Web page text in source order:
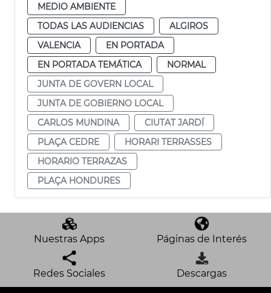
MEDIO AMBIENTE
TODAS LAS AUDIENCIAS
ALGIROS
VALENCIA
EN PORTADA
EN PORTADA TEMÁTICA
NORMAL
JUNTA DE GOVERN LOCAL
JUNTA DE GOBIERNO LOCAL
CARLOS MUNDINA
CIUTAT JARDÍ
PLAÇA CEDRE
HORARI TERRASSES
HORARIO TERRAZAS
PLAÇA HONDURES
Nuestras Apps Páginas de Interés
Redes Sociales Descargas